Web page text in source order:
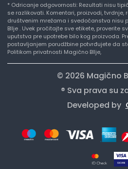
* Odricanje odgovornosti: Rezultati nisu
se razlikovati. Komentari, proizvodi, tvrdnje,
društvenim mrežama i svedočanstva nisu
BIlje . Uvek pročitajte sve etikete, proverite
uputstva pre upotrebe bilo kog proizvoda.
postavljanjem porudžbine potvrđujete da
Politikom privatnosti Magično BIlje,
© 2026 Magično
® Sva prava su
Developed by